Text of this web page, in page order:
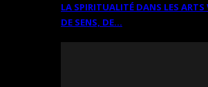
LA SPIRITUALITÉ DANS LES
DE SENS, DE…